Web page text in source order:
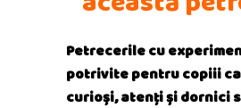
Petrecerile cu
potrivite pentru copiii
curioși, atenți și dornici